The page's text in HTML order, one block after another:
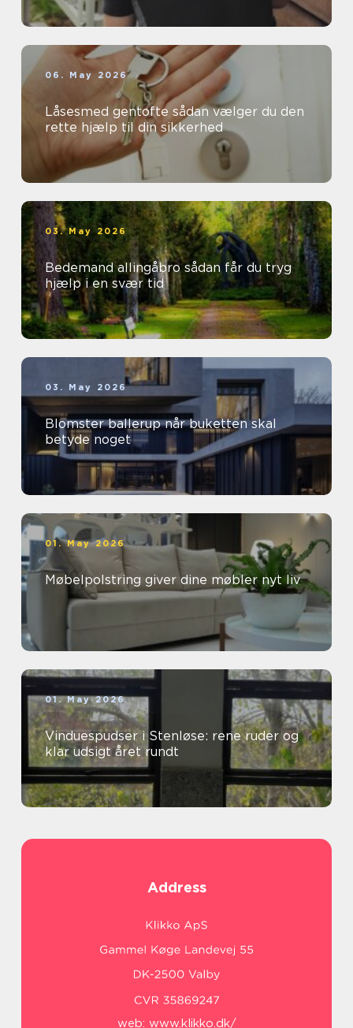
06. May 2026
Låsesmed gentofte sådan vælger du den
rette hjælp til din sikkerhed
03. May 2026
Bedemand allingåbro sådan får du tryg
hjælp i en svær tid
03. May 2026
Blomster ballerup når buketten skal
betyde noget
01. May 2026
Møbelpolstring giver dine møbler nyt liv
01. May 2026
Vinduespudser i Stenløse: rene ruder og
klar udsigt året rundt
Address
web: www.klikko.dk/